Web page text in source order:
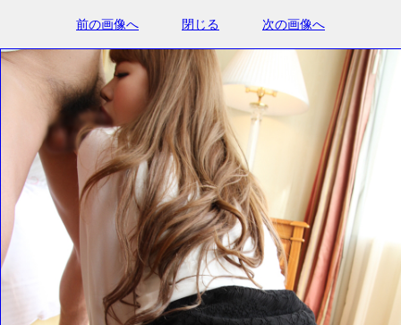
前の画像へ 閉じる 次の画像へ